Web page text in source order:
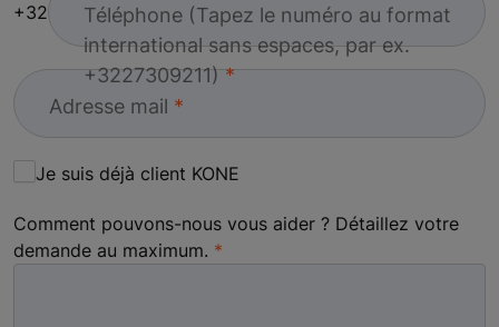
Téléphone (Tapez le numéro au format
international sans espaces, par ex.
+3227309211)
+32
Adresse mail
Je suis déjà client KONE
Comment pouvons-nous vous aider ? Détaillez votre
demande au maximum.